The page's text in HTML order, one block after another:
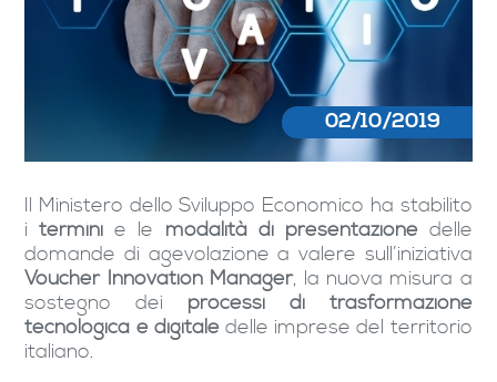
02/10/2019
Il Ministero dello Sviluppo Economico ha stabilito
iterminie le modalità di presentazione delle
domande di agevolazione a valere sull’iniziativa
Voucher Innovation Manager, la nuova misura a
sostegno dei processi di trasformazione
tecnologica e digitale delle imprese del territorio
italiano.